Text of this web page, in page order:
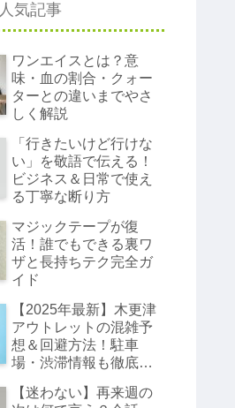
人気記事
ワンエイスとは？意
味・血の割合・クォー
ターとの違いまでやさ
しく解説
「行きたいけど行けな
い」を敬語で伝える！
ビジネス＆日常で使え
る丁寧な断り方
マジックテープが復
活！誰でもできる裏ワ
ザと長持ちテク完全ガ
イド
【2025年最新】木更津
アウトレットの混雑予
想＆回避方法！駐車
場・渋滞情報も徹底解
【迷わない】再来週の